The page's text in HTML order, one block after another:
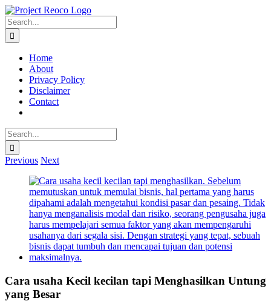
Skip
to
content
Search
for:
Home
About
Privacy Policy
Disclaimer
Contact
Search
for:
Previous Next
View
Larger
Image
Cara usaha Kecil kecilan tapi Menghasilkan Untung
yang Besar